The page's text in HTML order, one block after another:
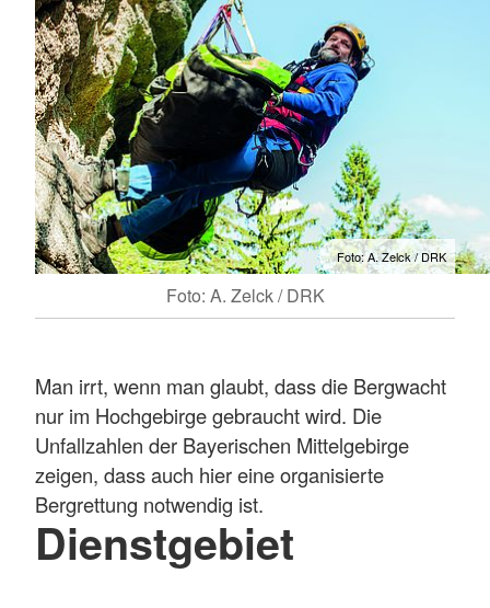
Foto: A. Zelck / DRK
Foto: A. Zelck / DRK
Man irrt, wenn man glaubt, dass die Bergwacht
nur im Hochgebirge gebraucht wird. Die
Unfallzahlen der Bayerischen Mittelgebirge
zeigen, dass auch hier eine organisierte
Bergrettung notwendig ist.
Dienstgebiet